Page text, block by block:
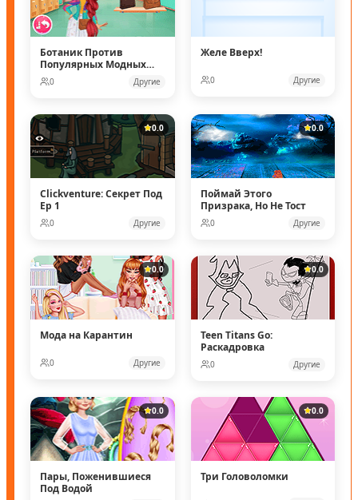
Ботаник Против
Популярных Модных
Кукол
0 Другие
Желе Вверх!
0 Другие
0.0
Clickventure: Секрет Под
Ep 1
0 Другие
0.0
Поймай Этого
Призрака, Но Не Тост
0 Другие
0.0
Мода на Карантин
0 Другие
0.0
Teen Titans Go:
Раскадровка
0 Другие
0.0
Пары, Поженившиеся
Под Водой
0.0
Три Головоломки